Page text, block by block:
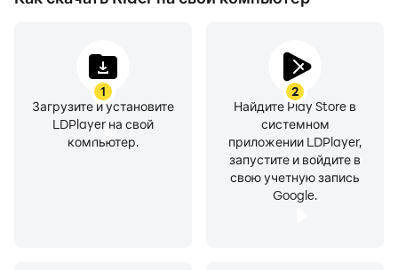
1
Загрузите и установите
LDPlayer на свой
компьютер.
2
Найдите Play Store в
системном
приложении LDPlayer,
запустите и войдите в
свою учетную запись
Google.